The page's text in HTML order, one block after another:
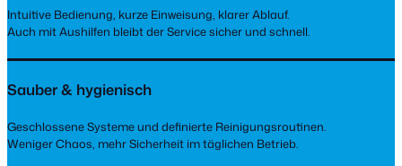
Intuitive Bedienung, kurze Einweisung, klarer Ablauf.
Auch mit Aushilfen bleibt der Service sicher und schnell.
Sauber & hygienisch
Geschlossene Systeme und definierte Reinigungsroutinen.
Weniger Chaos, mehr Sicherheit im täglichen Betrieb.